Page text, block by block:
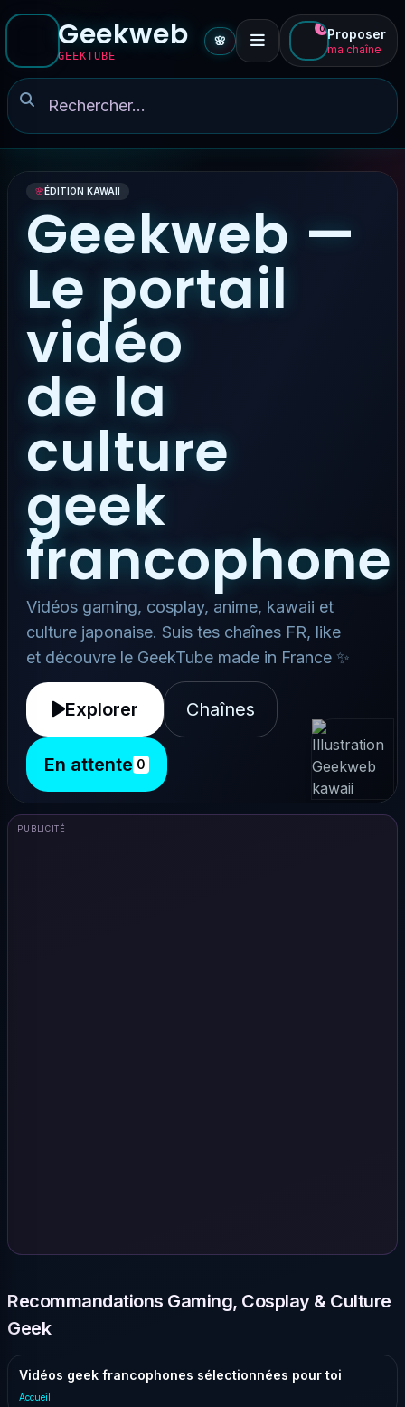
Geekweb
GEEKTUBE
🌸
0 Proposer
ma chaîne
🌸ÉDITION KAWAII
Geekweb —
Le portail
vidéo
de la
culture
geek
francophone
Vidéos gaming, cosplay, anime, kawaii et
culture japonaise. Suis tes chaînes FR, like
et découvre le GeekTube made in France ✨
Explorer Chaînes
En attente 0
PUBLICITÉ
Recommandations Gaming, Cosplay & Culture
Geek
Vidéos geek francophones sélectionnées pour toi
Accueil